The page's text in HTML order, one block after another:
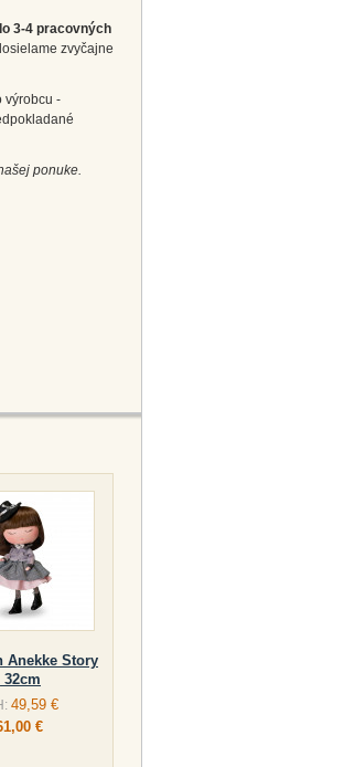
3-4 pracovných
zvyčajne
výrobcu -
ponuke.
Anekke Story
32cm
49,59 €
€